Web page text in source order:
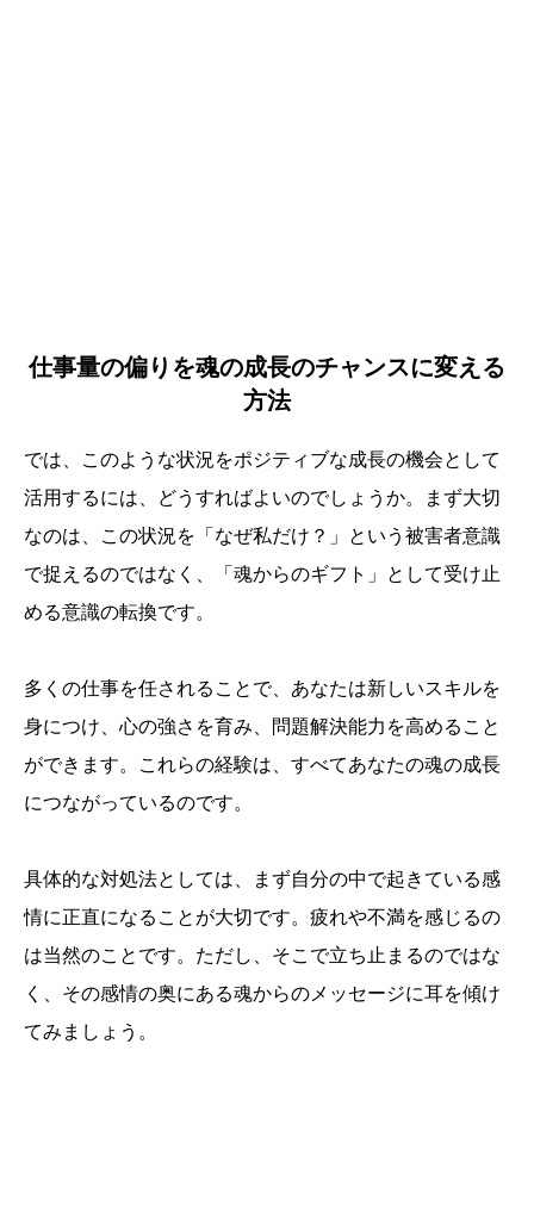
仕事量の偏りを魂の成長のチャンスに変える
方法
では、このような状況をポジティブな成長の機会として
活用するには、どうすればよいのでしょうか。まず大切
なのは、この状況を「なぜ私だけ？」という被害者意識
で捉えるのではなく、「魂からのギフト」として受け止
める意識の転換です。
多くの仕事を任されることで、あなたは新しいスキルを
身につけ、心の強さを育み、問題解決能力を高めること
ができます。これらの経験は、すべてあなたの魂の成長
につながっているのです。
具体的な対処法としては、まず自分の中で起きている感
情に正直になることが大切です。疲れや不満を感じるの
は当然のことです。ただし、そこで立ち止まるのではな
く、その感情の奥にある魂からのメッセージに耳を傾け
てみましょう。